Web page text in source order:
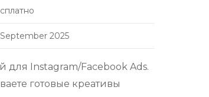
2025
для Instagram/Facebook Ads.
готовые креативы